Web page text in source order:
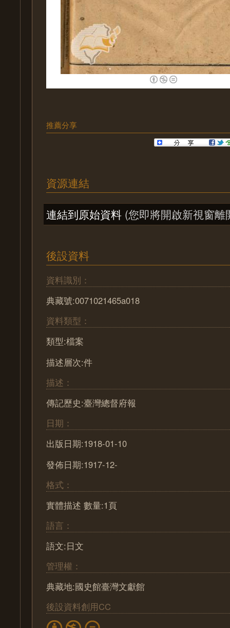
推薦分享
資源連結
連結到原始資料 (您即將開啟新視窗離
後設資料
資料識別：
典藏號:0071021465a018
資料類型：
類型:檔案
描述層次:件
描述：
傳記歷史:臺灣總督府報
日期：
出版日期:1918-01-10
發佈日期:1917-12-
格式：
實體描述 數量:1頁
語言：
語文:日文
管理權：
典藏地:國史館臺灣文獻館
後設資料創用CC